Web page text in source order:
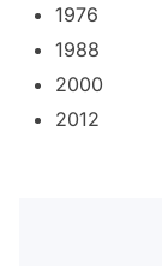
1976
1988
2000
2012